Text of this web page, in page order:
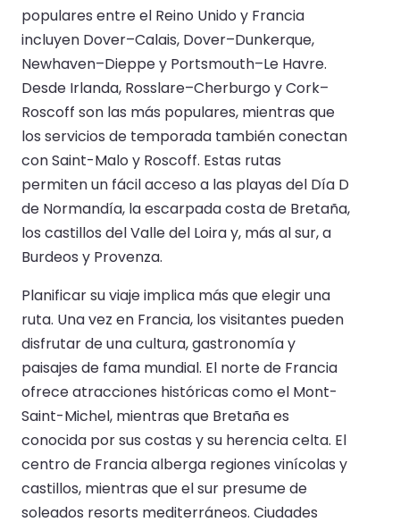
populares entre el Reino Unido y Francia
incluyen Dover–Calais, Dover–Dunkerque,
Newhaven–Dieppe y Portsmouth–Le Havre.
Desde Irlanda, Rosslare–Cherburgo y Cork–
Roscoff son las más populares, mientras que
los servicios de temporada también conectan
con Saint-Malo y Roscoff. Estas rutas
permiten un fácil acceso a las playas del Día D
de Normandía, la escarpada costa de Bretaña,
los castillos del Valle del Loira y, más al sur, a
Burdeos y Provenza.
Planificar su viaje implica más que elegir una
ruta. Una vez en Francia, los visitantes pueden
disfrutar de una cultura, gastronomía y
paisajes de fama mundial. El norte de Francia
ofrece atracciones históricas como el Mont-
Saint-Michel, mientras que Bretaña es
conocida por sus costas y su herencia celta. El
centro de Francia alberga regiones vinícolas y
castillos, mientras que el sur presume de
soleados resorts mediterráneos. Ciudades